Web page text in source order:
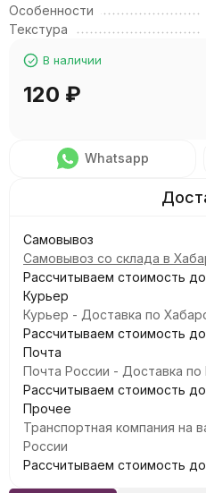
Особенности
Текстура
В наличии
120 ₽
Whatsapp
Самовывоз
Самовывоз со склада в
Рассчитываем стоимость
Курьер
Курьер - Доставка по
Рассчитываем стоимость
Почта
Почта России - Доставка по
Рассчитываем стоимость
Прочее
Транспортная компания на
России
Рассчитываем стоимость